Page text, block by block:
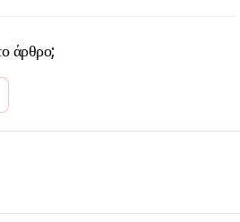
άρθρο;